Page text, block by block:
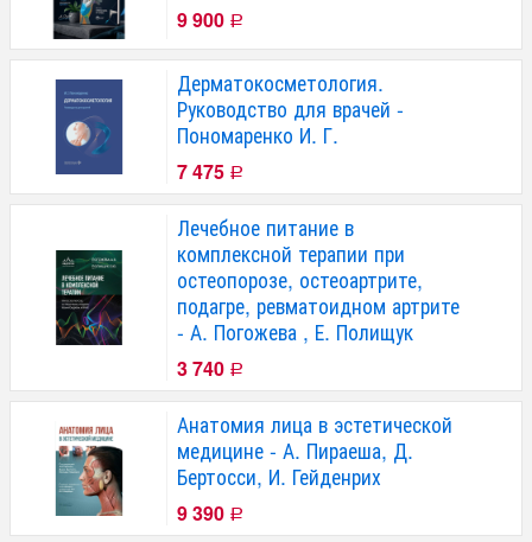
9 900 Р
Дерматокосметология.
Руководство для врачей -
Пономаренко И. Г.
7 475 Р
Лечебное питание в
комплексной терапии при
остеопорозе, остеоартрите,
подагре, ревматоидном артрите
- А. Погожева , Е. Полищук
3 740 Р
Анатомия лица в эстетической
медицине - А. Пираеша, Д.
Бертосси, И. Гейденрих
9 390 Р